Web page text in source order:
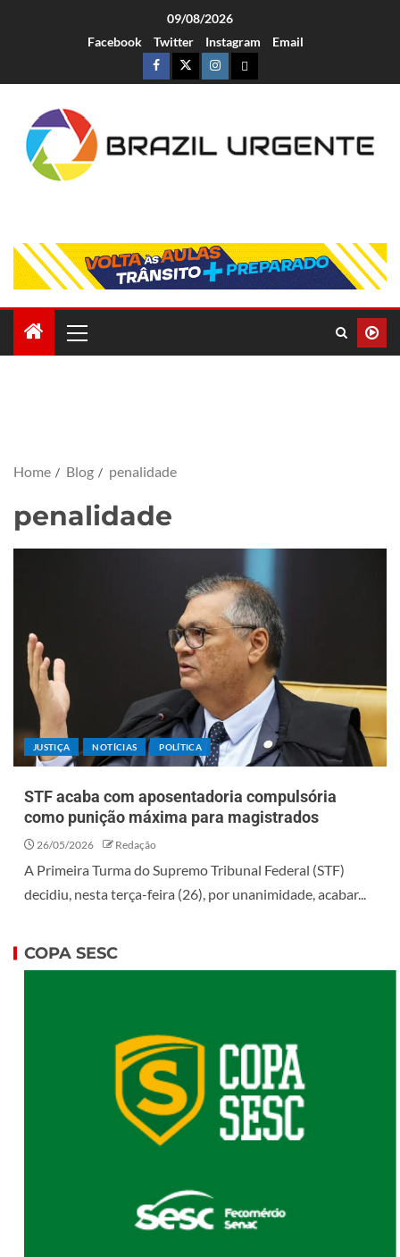
09/08/2026
Facebook
Twitter Instagram Email
Home Blog penalidade
penalidade
JUSTIÇA NOTÍCIAS POLÍTICA
STF acaba com aposentadoria compulsória
como punição máxima para magistrados
26/05/2026 Redação
A Primeira Turma do Supremo Tribunal Federal (STF)
decidiu, nesta terça-feira (26), por unanimidade, acabar...
COPA SESC